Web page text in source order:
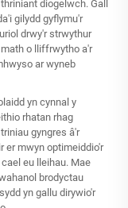
diogelwch. Gall
gilydd gyflymu'r
drwy'r strwythur
o lliffrwytho a'r
ar wyneb
yn cynnal y
rhatan rhag
gyngres â'r
er mwyn optimeiddio'r
eu lleihau. Mae
brodyctau
yn gallu dirywio'r